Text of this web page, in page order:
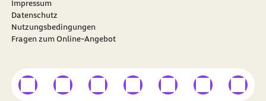
Impressum
Datenschutz
Nutzungsbedingungen
Fragen zum Online-Angebot
Besuchen Sie dieBARMER auf
externer Linkexterner Linkexterner Linkexterner Linkexterner Linkexterner Link